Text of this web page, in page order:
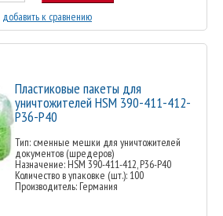
добавить к сравнению
Пластиковые пакеты для
уничтожителей HSM 390-411-412-
P36-P40
Тип: сменные мешки для уничтожителей
документов (шредеров)
Назначение: HSM 390-411-412, P36-P40
Количество в упаковке (шт.): 100
Производитель: Германия